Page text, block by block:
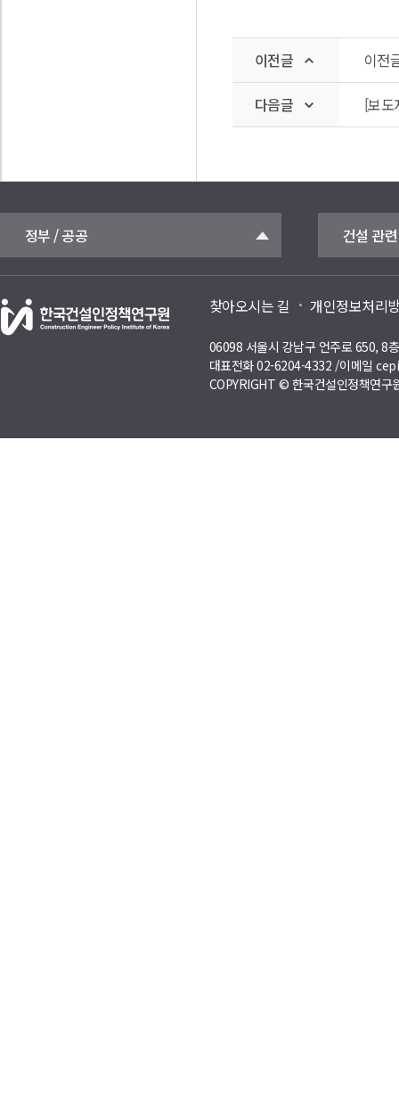
이전글 이전
다음글 [보도
정부 / 공공 건설 관
찾아오시는 길 개인정보처리
06098 서울시 강남구 언주로 650, 8
대표전화 02-6204-4332 /이메일
COPYRIGHT © 한국건설인정책연구